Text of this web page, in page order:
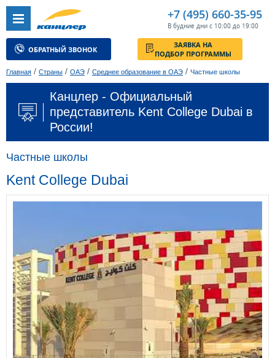
+7 (495) 660-35-95
В будние дни с 10:00 до 19:00
ОБРАТНЫЙ ЗВОНОК
ЗАЯВКА НА
ПОДБОР ПРОГРАММЫ
Главная / Страны / ОАЭ / Среднее образование в ОАЭ / Частные школы
Канцлер - Официальный
представитель Kent College Dubai в
России!
Частные школы
Kent College Dubai